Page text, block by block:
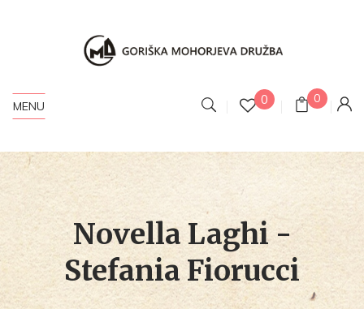
MENU 0 0
Novella Laghi -
Stefania Fiorucci